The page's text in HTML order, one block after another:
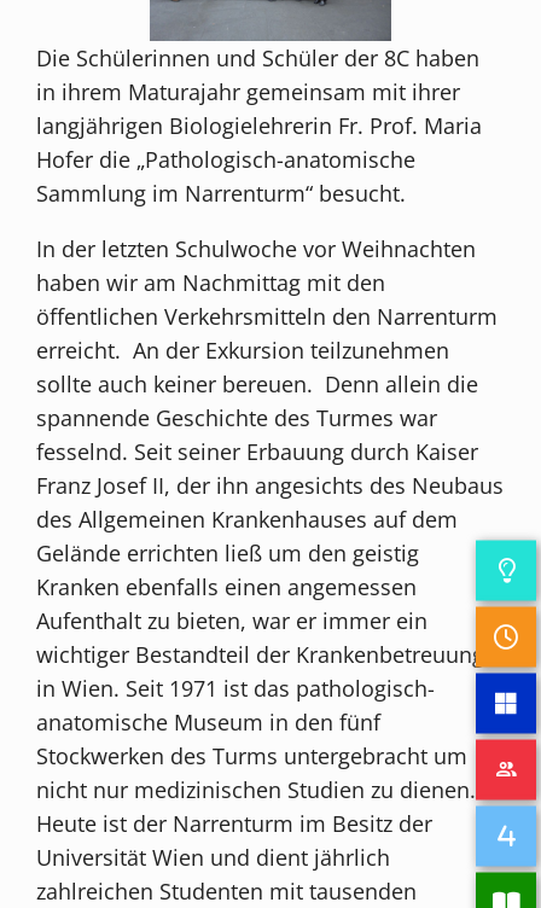
Die Schülerinnen und Schüler der 8C haben
in ihrem Maturajahr gemeinsam mit ihrer
langjährigen Biologielehrerin Fr. Prof. Maria
Hofer die „Pathologisch-anatomische
Sammlung im Narrenturm“ besucht.
In der letzten Schulwoche vor Weihnachten
haben wir am Nachmittag mit den
öffentlichen Verkehrsmitteln den Narrenturm
erreicht. An der Exkursion teilzunehmen
sollte auch keiner bereuen. Denn allein die
spannende Geschichte des Turmes war
fesselnd. Seit seiner Erbauung durch Kaiser
Franz Josef II, der ihn angesichts des Neubaus
des Allgemeinen Krankenhauses auf dem
Gelände errichten ließ um den geistig
Kranken ebenfalls einen angemessen
Aufenthalt zu bieten, war er immer ein
wichtiger Bestandteil der Krankenbetreuung
in Wien. Seit 1971 ist das pathologisch-
anatomische Museum in den fünf
Stockwerken des Turms untergebracht um
nicht nur medizinischen Studien zu dienen.
Heute ist der Narrenturm im Besitz der
Universität Wien und dient jährlich
zahlreichen Studenten mit tausenden